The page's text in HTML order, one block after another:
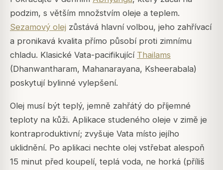
podzim, s větším množstvím oleje a teplem.
Sezamový olej zůstává hlavní volbou, jeho zahřívací
a pronikavá kvalita přímo působí proti zimnímu
chladu. Klasické Vata-pacifikující Thailams
(Dhanwantharam, Mahanarayana, Ksheerabala)
poskytují bylinné vylepšení.
Olej musí být teplý, jemně zahřátý do příjemné
teploty na kůži. Aplikace studeného oleje v zimě je
kontraproduktivní; zvyšuje Vata místo jejího
uklidnění. Po aplikaci nechte olej vstřebat alespoň
15 minut před koupelí, teplá voda, ne horká (příliš